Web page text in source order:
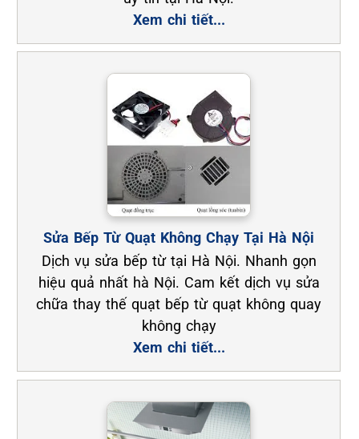
Xem chi tiết...
Sửa Bếp Từ Quạt Không Chạy Tại Hà Nội
Dịch vụ sửa bếp từ tại Hà Nội. Nhanh gọn
hiệu quả nhất hà Nội. Cam kết dịch vụ sửa
chữa thay thế quạt bếp từ quạt không quay
không chạy
Xem chi tiết...